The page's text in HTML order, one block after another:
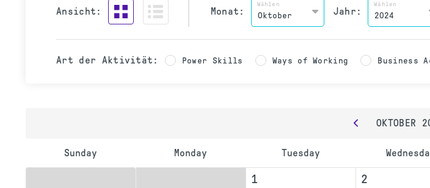
Ansicht: Monat:
Wählen
Jahr:
Wählen
Art der Aktivität: Power Skills Ways of Working Business
OKTOBER
Sunday Monday Tuesday
1 2